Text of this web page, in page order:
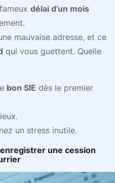
délai d’un mois
mauvaise adresse, et ce
qui vous guettent. Quelle
bon SIE dès le premier
un stress inutile.
une cession